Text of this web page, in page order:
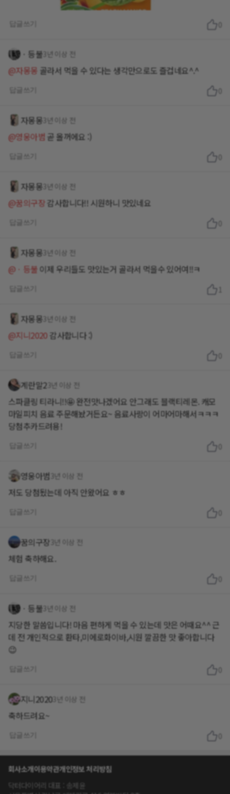
ㆍ등불 3년 이상 전
@자몽몽 골라서 먹을 수 있다는 생각만으로도 즐겁네요^.^
자몽몽 3년 이상 전
@영웅아범 곧 올꺼에요 :)
자몽몽 3년 이상 전
@꿈의구장 감사합니다!! 시원하니 맛있네요
자몽몽 3년 이상 전
@ㆍ등불 이제 우리들도 맛있는거 골라서 먹을수 있어여!!ㅋ
1
자몽몽 3년 이상 전
@지니2020 감사합니다 :)
계란말23년 이상 전
스파클링 티라니!!🤩 완전맛나겠어요 안그래도 블랙티레몬. 캐모
마일피치 음료 주문해놨거든요~ 음료사랑이 어마어마해서ㅋㅋㅋ
당첨추카드려용!
영웅아범 3년 이상 전
저도 당첨됬는데 아직 안왔어요 ㅎㅎ
꿈의구장 3년 이상 전
체험 축하해요.
ㆍ등불 3년 이상 전
지당한 말씀입니다! 마음 편하게 먹을 수 있는데 맛은 어때요^^ 근
데 전 개인적으로 환타,미에로화이바,시원 깔끔한 맛 좋아합니다
😉
지니20203년 이상 전
축하드려요~
회사소개이용약관개인정보 처리방침
닥터다이어리 대표 : 송제윤